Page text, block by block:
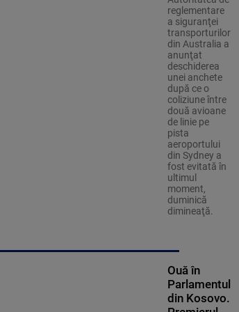
reglementare
a siguranţei
transporturilor
din Australia a
anunţat
deschiderea
unei anchete
după ce o
coliziune între
două avioane
de linie pe
pista
aeroportului
din Sydney a
fost evitată în
ultimul
moment,
duminică
dimineaţă.
Ouă în
Parlamentul
din Kosovo.